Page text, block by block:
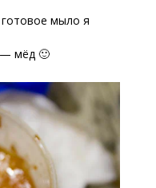
мыло я
мёд 🙂